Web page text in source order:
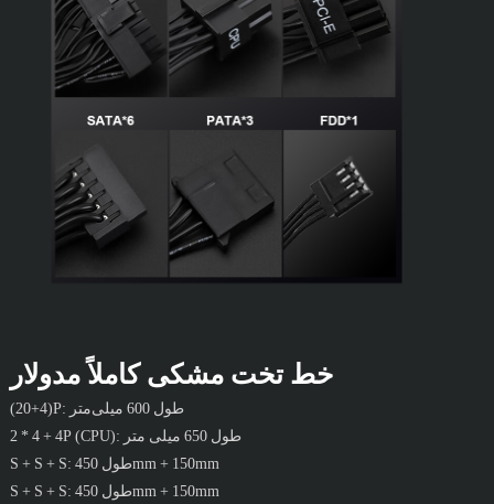
خط تخت مشکی کاملاً مدولار
(20+4)P: طول 600 میلی‌متر
2 * 4 + 4P (CPU): طول 650 میلی متر
S + S + S: طول 450mm + 150mm
S + S + S: طول 450mm + 150mm